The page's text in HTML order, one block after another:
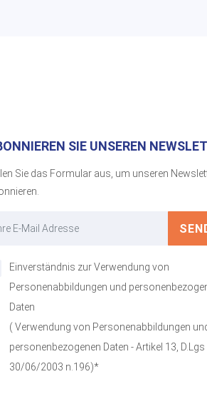
SIE UNSEREN
Sie das Formular aus, um unseren
Einverständnis zur Verwendung von
Personenabbildungen und
Daten
( Verwendung von Personenabbildungen
personenbezogenen Daten - Artikel 13, D.Lgs
30/06/2003 n.196)*